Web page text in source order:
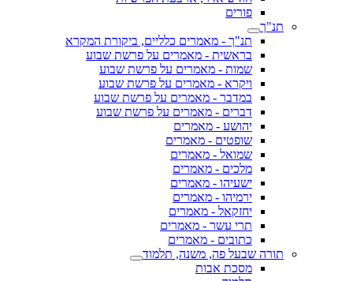
פורים
תנ"ך
תנ"ך - מאמרים כלליים, ביקורת המקרא
בראשית - מאמרים על פרשת שבוע
שמות - מאמרים על פרשת שבוע
ויקרא - מאמרים על פרשת שבוע
במדבר - מאמרים על פרשת שבוע
דברים - מאמרים על פרשת שבוע
יהושע - מאמרים
שופטים - מאמרים
שמואל - מאמרים
מלכים - מאמרים
ישעיהו - מאמרים
ירמיהו - מאמרים
יחזקאל - מאמרים
תרי עשר - מאמרים
כתובים - מאמרים
תורה שבעל פה, משנה, תלמוד
מסכת אבות